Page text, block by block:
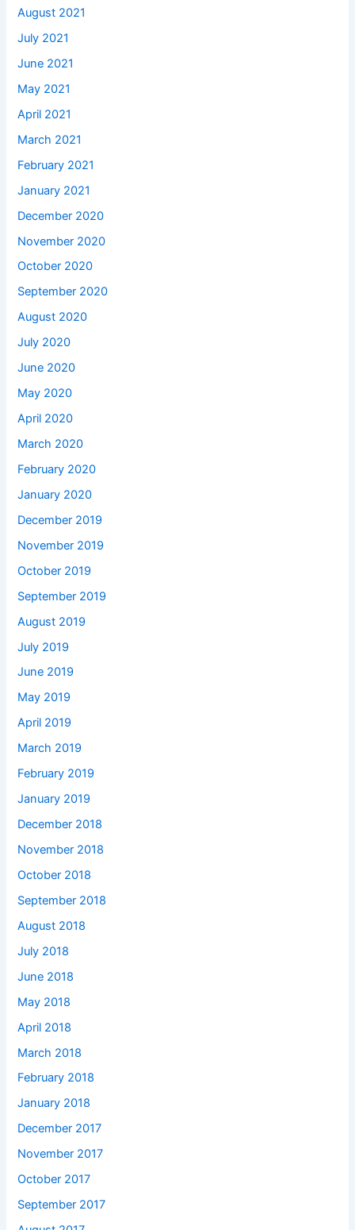
August 2021
July 2021
June 2021
May 2021
April 2021
March 2021
February 2021
January 2021
December 2020
November 2020
October 2020
September 2020
August 2020
July 2020
June 2020
May 2020
April 2020
March 2020
February 2020
January 2020
December 2019
November 2019
October 2019
September 2019
August 2019
July 2019
June 2019
May 2019
April 2019
March 2019
February 2019
January 2019
December 2018
November 2018
October 2018
September 2018
August 2018
July 2018
June 2018
May 2018
April 2018
March 2018
February 2018
January 2018
December 2017
November 2017
October 2017
September 2017